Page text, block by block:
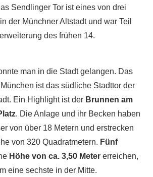
Sendlinger Tor ist eines von drei
der Münchner Altstadt und war Teil
des frühen 14.
man in die Stadt gelangen. Das
ist das südliche Stadttor der
Ein Highlight ist der Brunnen am
. Die Anlage und ihr Becken haben
von über 18 Metern und erstrecken
von 320 Quadratmetern. Fünf
Höhe von ca. 3,50 Meter erreichen,
eine sechste in der Mitte.